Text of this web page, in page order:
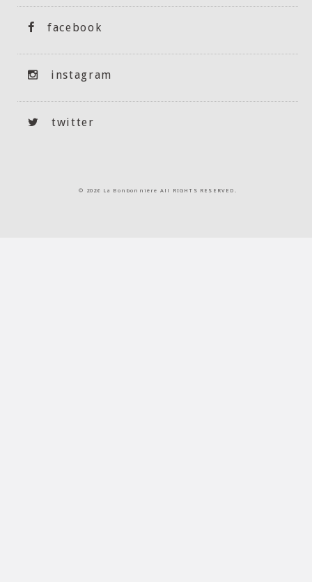
facebook
instagram
twitter
© 2026 La Bonbonnière All RIGHTS RESERVED.